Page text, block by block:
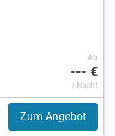
Ab
--- €
/ Nacht
Zum Angebot